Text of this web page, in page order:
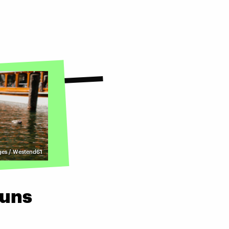
/ Westend61